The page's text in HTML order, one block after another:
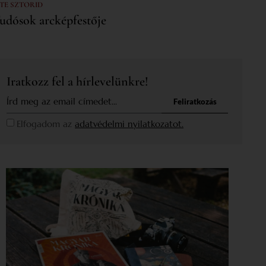
SZTORID
arcképfestője
Iratkozz fel a hírlevelünkre!
Elfogadom az adatvédelmi nyilatkozatot.
Feliratkozás